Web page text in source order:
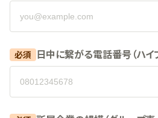
必須 日中に繋がる電話番号（ハイ